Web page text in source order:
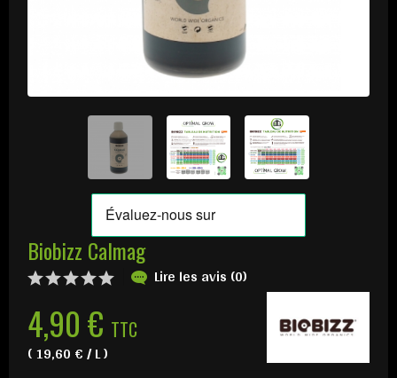
Biobizz Calmag
Lire les avis (0)
4,90 € TTC
( 19,60 € / L )